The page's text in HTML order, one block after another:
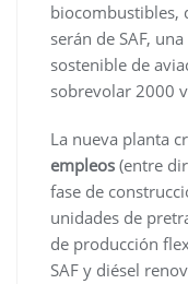
biocombustibles,
serán de SAF,
sostenible de
sobrevolar 2000
La nueva planta
empleos (entre
fase de
unidades de
de producción
SAF y diésel